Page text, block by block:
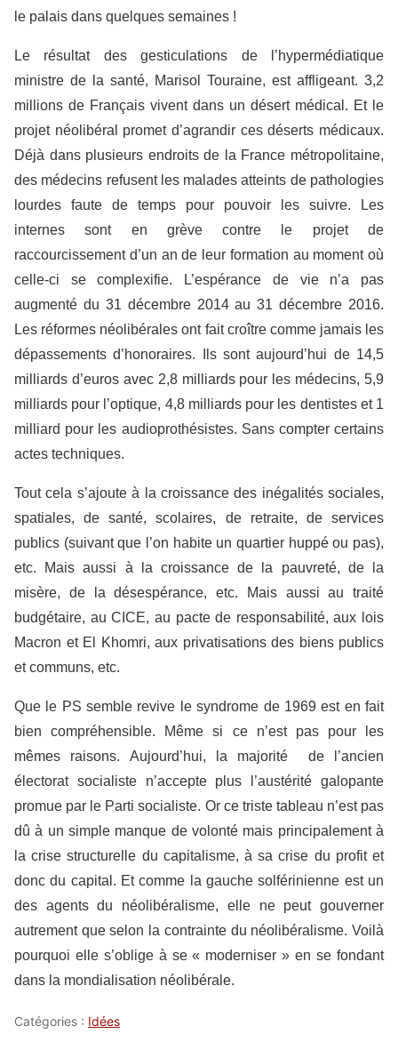
le palais dans quelques semaines !
Le résultat des gesticulations de l’hypermédiatique
ministre de la santé, Marisol Touraine, est affligeant. 3,2
millions de Français vivent dans un désert médical. Et le
projet néolibéral promet d’agrandir ces déserts médicaux.
Déjà dans plusieurs endroits de la France métropolitaine,
des médecins refusent les malades atteints de pathologies
lourdes faute de temps pour pouvoir les suivre. Les
internes sont en grève contre le projet de
raccourcissement d’un an de leur formation au moment où
celle-ci se complexifie. L’espérance de vie n’a pas
augmenté du 31 décembre 2014 au 31 décembre 2016.
Les réformes néolibérales ont fait croître comme jamais les
dépassements d’honoraires. Ils sont aujourd’hui de 14,5
milliards d’euros avec 2,8 milliards pour les médecins, 5,9
milliards pour l’optique, 4,8 milliards pour les dentistes et 1
milliard pour les audioprothésistes. Sans compter certains
actes techniques.
Tout cela s’ajoute à la croissance des inégalités sociales,
spatiales, de santé, scolaires, de retraite, de services
publics (suivant que l’on habite un quartier huppé ou pas),
etc. Mais aussi à la croissance de la pauvreté, de la
misère, de la désespérance, etc. Mais aussi au traité
budgétaire, au CICE, au pacte de responsabilité, aux lois
Macron et El Khomri, aux privatisations des biens publics
et communs, etc.
Que le PS semble revive le syndrome de 1969 est en fait
bien compréhensible. Même si ce n’est pas pour les
mêmes raisons. Aujourd’hui, la majorité de l’ancien
électorat socialiste n’accepte plus l’austérité galopante
promue par le Parti socialiste. Or ce triste tableau n’est pas
dû à un simple manque de volonté mais principalement à
la crise structurelle du capitalisme, à sa crise du profit et
donc du capital. Et comme la gauche solférinienne est un
des agents du néolibéralisme, elle ne peut gouverner
autrement que selon la contrainte du néolibéralisme. Voilà
pourquoi elle s’oblige à se « moderniser » en se fondant
dans la mondialisation néolibérale.
Catégories : Idées